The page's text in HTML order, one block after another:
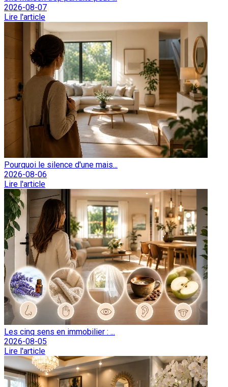
2026-08-07
Lire l'article
Pourquoi le silence d'une mais...
2026-08-06
Lire l'article
Les cinq sens en immobilier : ...
2026-08-05
Lire l'article